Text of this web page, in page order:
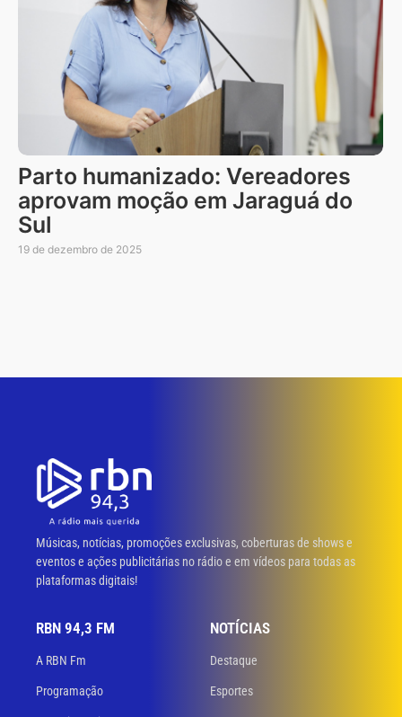
Parto humanizado: Vereadores
aprovam moção em Jaraguá do
Sul
19 de dezembro de 2025
Músicas, notícias, promoções exclusivas, coberturas de shows e
eventos e ações publicitárias no rádio e em vídeos para todas as
plataformas digitais!
RBN 94,3 FM
A RBN Fm
Programação
NOTÍCIAS
Destaque
Esportes